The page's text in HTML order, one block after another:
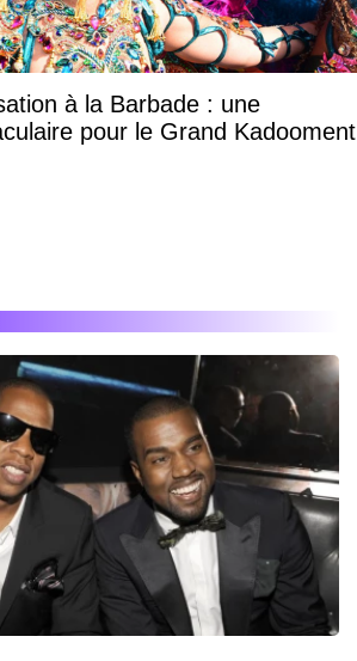
à la Barbade : une
pour le Grand Kadooment